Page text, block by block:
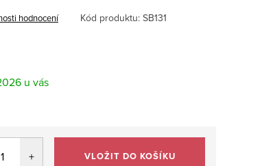
hodnocení Kód produktu: SB131
VLOŽIT DO KOŠÍKU